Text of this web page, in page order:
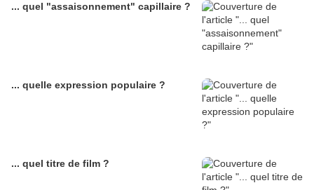
... quel "assaisonnement" capillaire ?
... quelle expression populaire ?
... quel titre de film ?